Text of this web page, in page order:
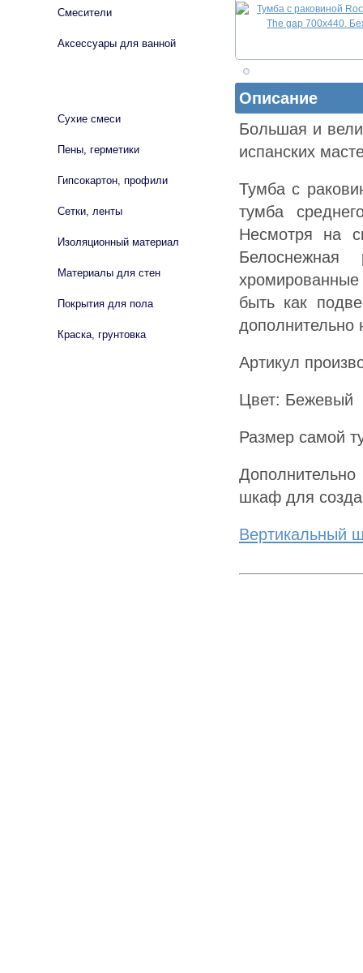
Описание
Большая и
испанских
Тумба с
тумба
Несмотря на
быть как
Артикул
Цвет: Бежевый
Размер самой
шкаф для
Вертикальный
Смесители
Аксессуары для ванной
Сухие смеси
Пены, герметики
Гипсокартон, профили
Сетки, ленты
Изоляционный материал
Материалы для стен
Покрытия для пола
Краска, грунтовка